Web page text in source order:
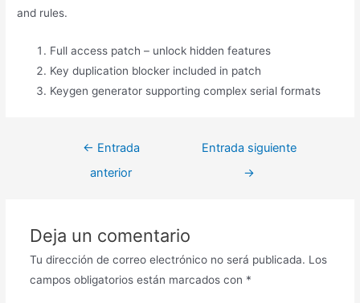
and rules.
Full access patch – unlock hidden features
Key duplication blocker included in patch
Keygen generator supporting complex serial formats
← Entrada
anterior
Entrada siguiente
→
Deja un comentario
Tu dirección de correo electrónico no será publicada. Los
campos obligatorios están marcados con *